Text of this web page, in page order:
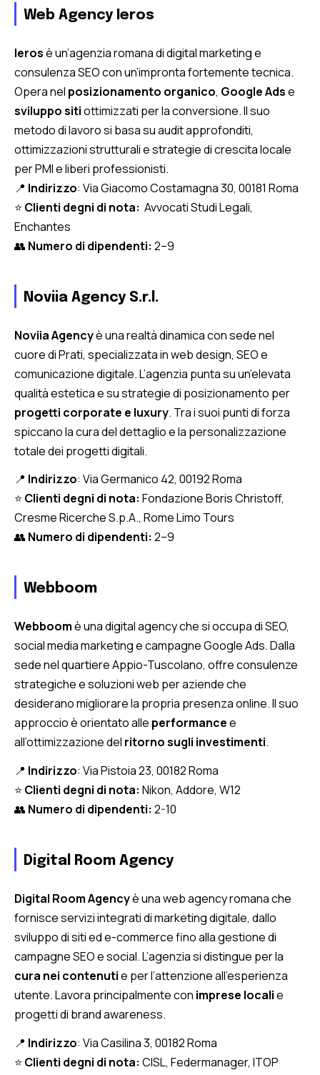
Web Agency Ieros
Ierosè un’agenzia romana di digital marketing e
consulenza SEO con un’impronta fortemente tecnica.
Opera nel posizionamento organico, Google Adse
sviluppo sitiottimizzati per la conversione. Il suo
metodo di lavoro si basa su audit approfonditi,
ottimizzazioni strutturali e strategie di crescita locale
per PMI e liberi professionisti.
📍 Indirizzo: Via Giacomo Costamagna 30, 00181 Roma
⭐ Clienti degni di nota: Avvocati Studi Legali,
Enchantes
👥 Numero di dipendenti: 2–9
Noviia Agency S.r.l.
Noviia Agencyè una realtà dinamica con sede nel
cuore di Prati, specializzata in web design, SEO e
comunicazione digitale. L’agenzia punta su un’elevata
qualità estetica e su strategie di posizionamento per
progetti corporate e luxury. Tra i suoi punti di forza
spiccano la cura del dettaglio e la personalizzazione
totale dei progetti digitali.
📍 Indirizzo: Via Germanico 42, 00192 Roma
⭐ Clienti degni di nota: Fondazione Boris Christoff,
Cresme Ricerche S.p.A., Rome Limo Tours
👥 Numero di dipendenti: 2–9
Webboom
Webboomè una digital agency che si occupa di SEO,
social media marketing e campagne Google Ads. Dalla
sede nel quartiere Appio-Tuscolano, offre consulenze
strategiche e soluzioni web per aziende che
desiderano migliorare la propria presenza online. Il suo
approccio è orientato alle performancee
all’ottimizzazione del ritorno sugli investimenti.
📍 Indirizzo: Via Pistoia 23, 00182 Roma
⭐ Clienti degni di nota: Nikon, Addore, W12
👥 Numero di dipendenti: 2-10
Digital Room Agency
Digital Room Agencyè una web agency romana che
fornisce servizi integrati di marketing digitale, dallo
sviluppo di siti ed e-commerce fino alla gestione di
campagne SEO e social. L’agenzia si distingue per la
cura nei contenutie per l’attenzione all’esperienza
utente. Lavora principalmente con imprese localie
progetti di brand awareness.
📍 Indirizzo: Via Casilina 3, 00182 Roma
⭐ Clienti degni di nota: CISL, Federmanager, ITOP